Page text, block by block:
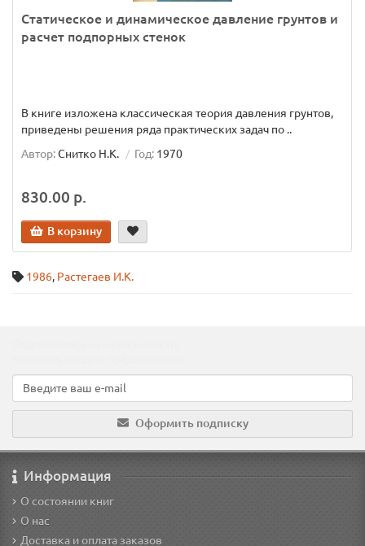
Статическое и динамическое давление грунтов и
расчет подпорных стенок
В книге изложена классическая теория давления грунтов,
приведены решения ряда практических задач по ..
Автор:Снитко Н.К. Год: 1970
830.00 р.
В корзину
1986, Растегаев И.К.
Оформить подписку
Информация
О состоянии книг
О нас
Доставка и оплата заказов